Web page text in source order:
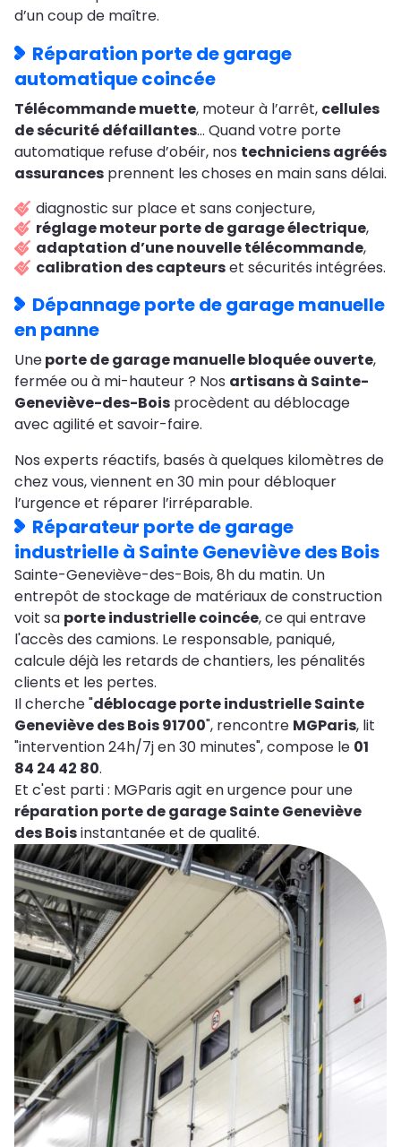
d’un coup de maître.
Réparation porte de garage
automatique coincée
Télécommande muette, moteur à l’arrêt, cellules
de sécurité défaillantes… Quand votre porte
automatique refuse d’obéir, nos techniciens agréés
assurances prennent les choses en main sans délai.
diagnostic sur place et sans conjecture,
réglage moteur porte de garage électrique,
adaptation d’une nouvelle télécommande,
calibration des capteurset sécurités intégrées.
Dépannage porte de garage manuelle
en panne
Uneporte de garage manuelle bloquée ouverte,
fermée ou à mi-hauteur ? Nos artisans à Sainte-
Geneviève-des-Bois procèdent au déblocage
avec agilité et savoir-faire.
Nos experts réactifs, basés à quelques kilomètres de
chez vous, viennent en 30 min pour débloquer
l’urgence et réparer l’irréparable.
Réparateur porte de garage
industrielle à Sainte Geneviève des Bois
Sainte-Geneviève-des-Bois, 8h du matin. Un
entrepôt de stockage de matériaux de construction
voit sa porte industrielle coincée, ce qui entrave
l'accès des camions. Le responsable, paniqué,
calcule déjà les retards de chantiers, les pénalités
clients et les pertes.
Il cherche "déblocage porte industrielle Sainte
Geneviève des Bois 91700", rencontre MGParis, lit
"intervention 24h/7j en 30 minutes", compose le 01
84 24 42 80.
Et c'est parti : MGParis agit en urgence pour une
réparation porte de garage Sainte Geneviève
des Boisinstantanée et de qualité.